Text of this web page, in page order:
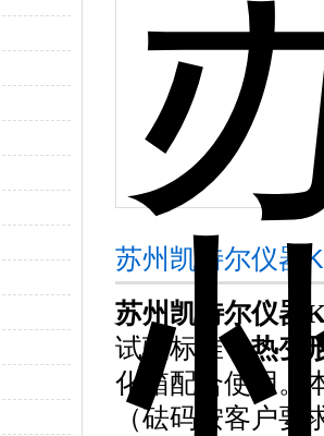
苏州凯特尔仪器
苏州凯特尔仪器
试验标准：热变
化箱配合使用。
（砝码按客户要